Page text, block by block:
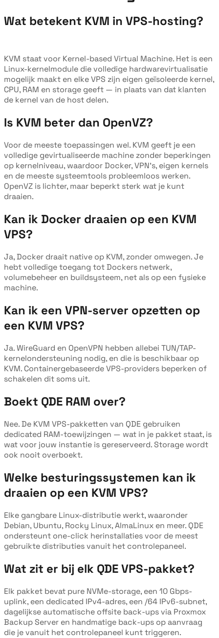
Wat betekent KVM in VPS-hosting?
KVM staat voor Kernel-based Virtual Machine. Het is een
Linux-kernelmodule die volledige hardwarevirtualisatie
mogelijk maakt en elke VPS zijn eigen geïsoleerde kernel,
CPU, RAM en storage geeft — in plaats van dat klanten
de kernel van de host delen.
Is KVM beter dan OpenVZ?
Voor de meeste toepassingen wel. KVM geeft je een
volledige gevirtualiseerde machine zonder beperkingen
op kernelniveau, waardoor Docker, VPN's, eigen kernels
en de meeste systeemtools probleemloos werken.
OpenVZ is lichter, maar beperkt sterk wat je kunt
draaien.
Kan ik Docker draaien op een KVM
VPS?
Ja, Docker draait native op KVM, zonder omwegen. Je
hebt volledige toegang tot Dockers netwerk,
volumebeheer en buildsysteem, net als op een fysieke
machine.
Kan ik een VPN-server opzetten op
een KVM VPS?
Ja. WireGuard en OpenVPN hebben allebei TUN/TAP-
kernelondersteuning nodig, en die is beschikbaar op
KVM. Containergebaseerde VPS-providers beperken of
schakelen dit soms uit.
Boekt QDE RAM over?
Nee. De KVM VPS-pakketten van QDE gebruiken
dedicated RAM-toewijzingen — wat in je pakket staat, is
wat voor jouw instantie is gereserveerd. Storage wordt
ook nooit overboekt.
Welke besturingssystemen kan ik
draaien op een KVM VPS?
Elke gangbare Linux-distributie werkt, waaronder
Debian, Ubuntu, Rocky Linux, AlmaLinux en meer. QDE
ondersteunt one-click herinstallaties voor de meest
gebruikte distributies vanuit het controlepaneel.
Wat zit er bij elk QDE VPS-pakket?
Elk pakket bevat pure NVMe-storage, een 10 Gbps-
uplink, een dedicated IPv4-adres, een /64 IPv6-subnet,
dagelijkse automatische offsite back-ups via Proxmox
Backup Server en handmatige back-ups op aanvraag
die je vanuit het controlepaneel kunt triggeren.